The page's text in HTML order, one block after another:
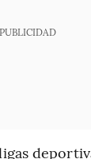
PUBLICIDAD